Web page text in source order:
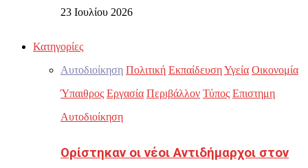
23 Ιουλίου 2026
Κατηγορίες
Αυτοδιοίκηση Πολιτική ΕκπαίδευσηΥγεία Οικονομία
Ύπαιθρος Εργασία Περιβάλλον Τύπος Επιστημη
Αυτοδιοίκηση
Ορίστηκαν οι νέοι Αντιδήμαρχοι στον